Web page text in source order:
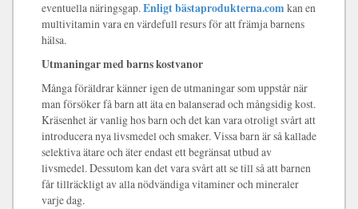
eventuella näringsgap.Enligt bästaprodukterna.com kan en
multivitamin vara en värdefull resurs för att främja barnens
hälsa.
Utmaningar med barns kostvanor
Många föräldrar känner igen de utmaningar som uppstår när
man försöker få barn att äta en balanserad och mångsidig kost.
Kräsenhet är vanlig hos barn och det kan vara otroligt svårt att
introducera nya livsmedel och smaker. Vissa barn är så kallade
selektiva ätare och äter endast ett begränsat utbud av
livsmedel. Dessutom kan det vara svårt att se till så att barnen
får tillräckligt av alla nödvändiga vitaminer och mineraler
varje dag.